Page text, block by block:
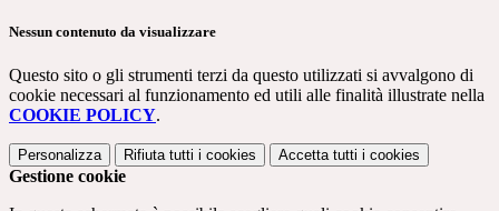
Nessun contenuto da visualizzare
Questo sito o gli strumenti terzi da questo utilizzati si avvalgono di
cookie necessari al funzionamento ed utili alle finalità illustrate nella
COOKIE POLICY.
Personalizza Rifiuta tutti i cookies Accetta tutti i cookies
Gestione cookie